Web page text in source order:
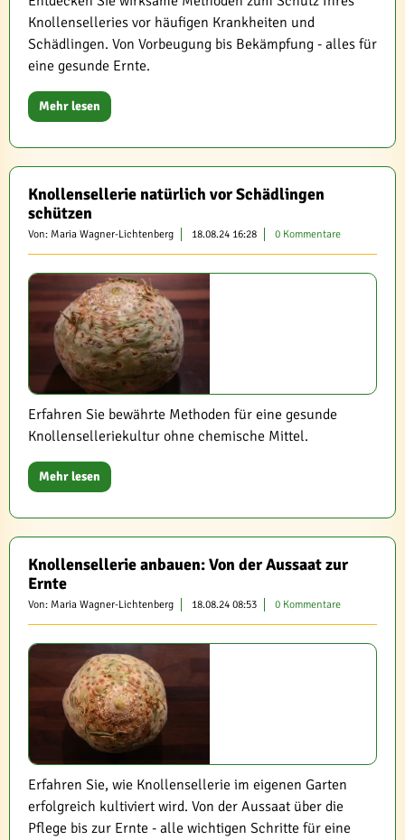
Knollenselleries vor häufigen Krankheiten und
Schädlingen. Von Vorbeugung bis Bekämpfung - alles für
eine gesunde Ernte.
Mehr lesen
Knollensellerie natürlich vor Schädlingen
schützen
Von: Maria Wagner-Lichtenberg 18.08.24 16:28 0 Kommentare
Erfahren Sie bewährte Methoden für eine gesunde
Knollenselleriekultur ohne chemische Mittel.
Mehr lesen
Knollensellerie anbauen: Von der Aussaat zur
Ernte
Von: Maria Wagner-Lichtenberg 18.08.24 08:53 0 Kommentare
Erfahren Sie, wie Knollensellerie im eigenen Garten
erfolgreich kultiviert wird. Von der Aussaat über die
Pflege bis zur Ernte - alle wichtigen Schritte für eine